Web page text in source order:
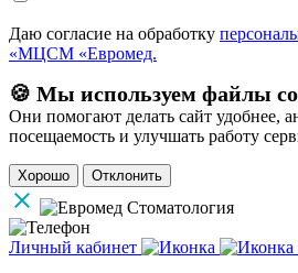
Даю согласие на обработку
«МЦСМ «Евромед.
🍪 Мы используем файлы
Они помогают делать сайт удобнее,
посещаемость и улучшать работу
Хорошо Отклонить
Личный кабинет